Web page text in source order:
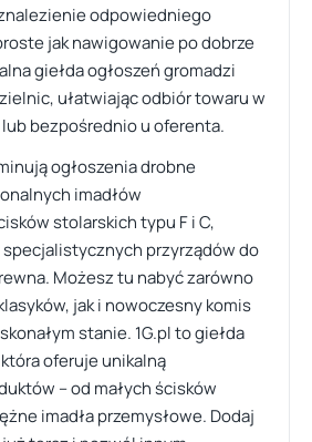
odpowiedniego
jak nawigowanie po dobrze
giełda ogłoszeń gromadzi
ułatwiając odbiór towaru w
bezpośrednio u oferenta.
ogłoszenia drobne
imadłów
stolarskich typu F i C,
przyrządów do
Możesz tu nabyć zarówno
jak i nowoczesny komis
stanie. 1G.pl to giełda
oferuje unikalną
– od małych ścisków
imadła przemysłowe. Dodaj